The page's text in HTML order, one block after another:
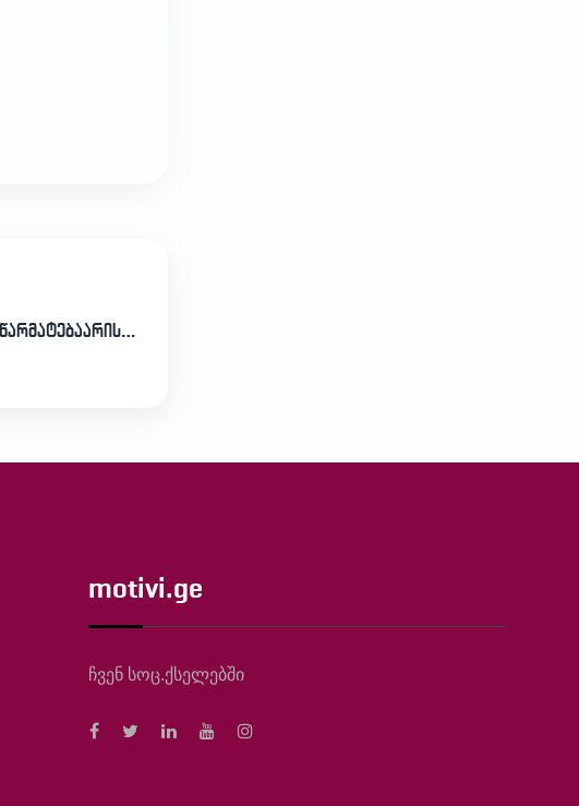
motivi.ge
ჩვენ სოც.ქსელებში